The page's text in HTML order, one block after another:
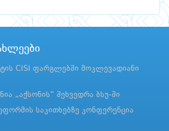
CISI ფარგლებში მოკლევადიანი
„აქსონის“ შეხვედრა ბსუ-ში
საკითხებზე კონფერენცია